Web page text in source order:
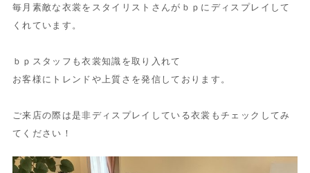
毎月素敵な衣裳をスタイリストさんがｂｐにディスプレイして
くれています。
ｂｐスタッフも衣裳知識を取り入れて
お客様にトレンドや上質さを発信しております。
ご来店の際は是非ディスプレイしている衣裳もチェックしてみ
てください！